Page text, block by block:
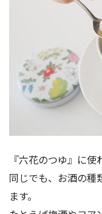
『六花のつゆ』に
同じでも、お酒の種
ます。